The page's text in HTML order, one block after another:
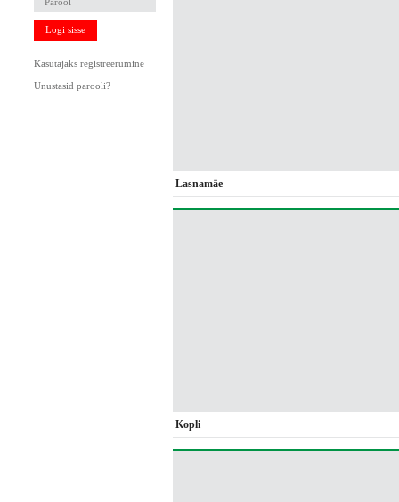
Logi sisse
Kasutajaks registreerumine
Unustasid parooli?
Lasnamäe
Kopli